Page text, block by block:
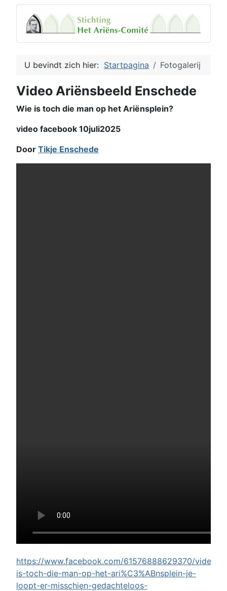
U bevindt zich hier: Startpagina Fotogalerij
Video Ariënsbeeld Enschede
Wie is toch die man op het Ariënsplein?
video facebook 10juli2025
Door Tikje Enschede
https://www.facebook.com/61576888629370/videos/
is-toch-die-man-op-het-ari%C3%ABnsplein-je-
loopt-er-misschien-gedachteloos-